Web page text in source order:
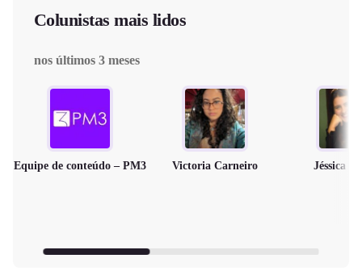
Colunistas mais lidos
nos últimos 3 meses
Equipe de conteúdo – PM3 Victoria Carneiro Jéssica